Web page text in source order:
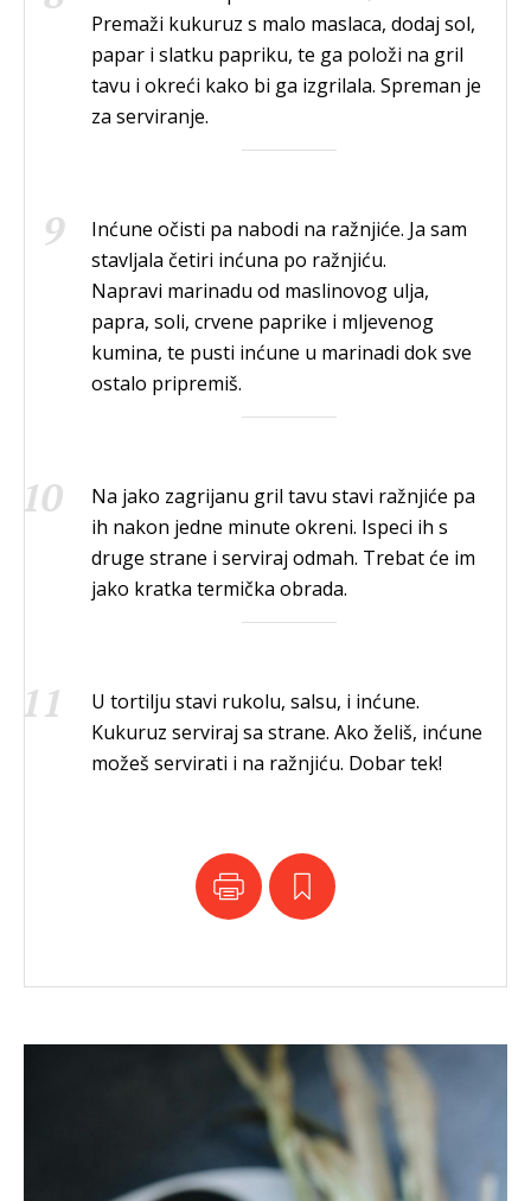
Premaži kukuruz s malo maslaca, dodaj sol,
papar i slatku papriku, te ga položi na gril
tavu i okreći kako bi ga izgrilala. Spreman je
za serviranje.
Inćune očisti pa nabodi na ražnjiće. Ja sam
stavljala četiri inćuna po ražnjiću.
Napravi marinadu od maslinovog ulja,
papra, soli, crvene paprike i mljevenog
kumina, te pusti inćune u marinadi dok sve
ostalo pripremiš.
Na jako zagrijanu gril tavu stavi ražnjiće pa
ih nakon jedne minute okreni. Ispeci ih s
druge strane i serviraj odmah. Trebat će im
jako kratka termička obrada.
U tortilju stavi rukolu, salsu, i inćune.
Kukuruz serviraj sa strane. Ako želiš, inćune
možeš servirati i na ražnjiću. Dobar tek!